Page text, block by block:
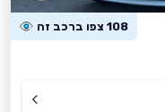
108 צפו ברכב זה